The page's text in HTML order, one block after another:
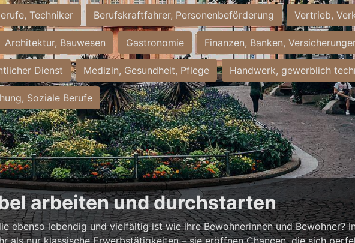
Techniker Berufskraftfahrer, Personenbeförderung Vertrieb,
Architektur, Bauwesen Gastronomie Finanzen, Banken,
Dienst Medizin, Gesundheit, Pflege Handwerk, gewerblich
Soziale Berufe
arbeiten und durchstarten
ebenso lebendig und vielfältig ist wie ihre Bewohnerinnen und Bewohner?